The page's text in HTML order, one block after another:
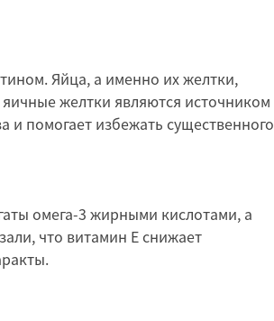
Яйца, а именно их желтки,
желтки являются источником
и помогает избежать существенного
омега-3 жирными кислотами, а
что витамин Е снижает